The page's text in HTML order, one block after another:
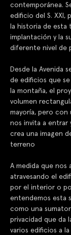
contemporánea.
edificio del S.
la historia de esta
implantación y la
diferente nivel de
Desde la Avenida
de edificios que
la montaña, el
volumen
mayoría, pero con
nos invita a entrar
crea una imagen
terreno
A medida que
atravesando el
por el interior o
entendemos esta
como una
privacidad que da
varios edificios a la